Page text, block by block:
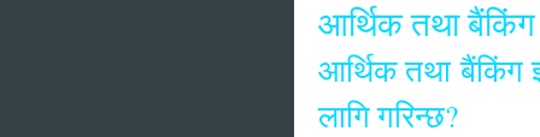
आर्थिक तथा बैंकिंग
आर्थिक तथा बैंकिंग
लागि गरिन्छ?